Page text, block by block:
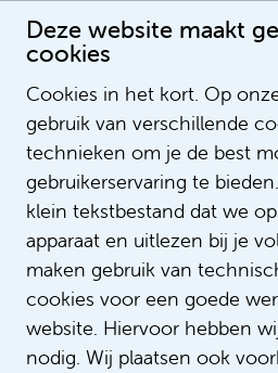
Deze website maakt
cookies
Cookies in het kort. Op
gebruik van verschillende
technieken om je de best
gebruikerservaring te
klein tekstbestand dat we
apparaat en uitlezen bij je
maken gebruik van
cookies voor een goede
website. Hiervoor hebben
nodig. Wij plaatsen ook
Rogier Postma